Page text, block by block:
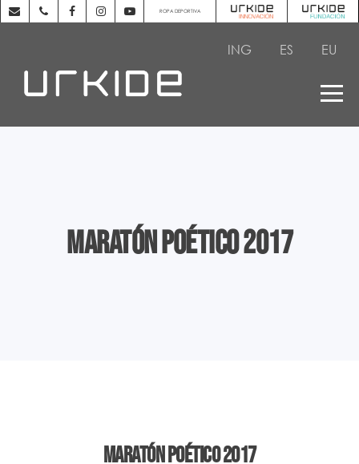
ROPA DEPORTIVA
ING ES EU
Maratón poético 2017
Maratón poético 2017